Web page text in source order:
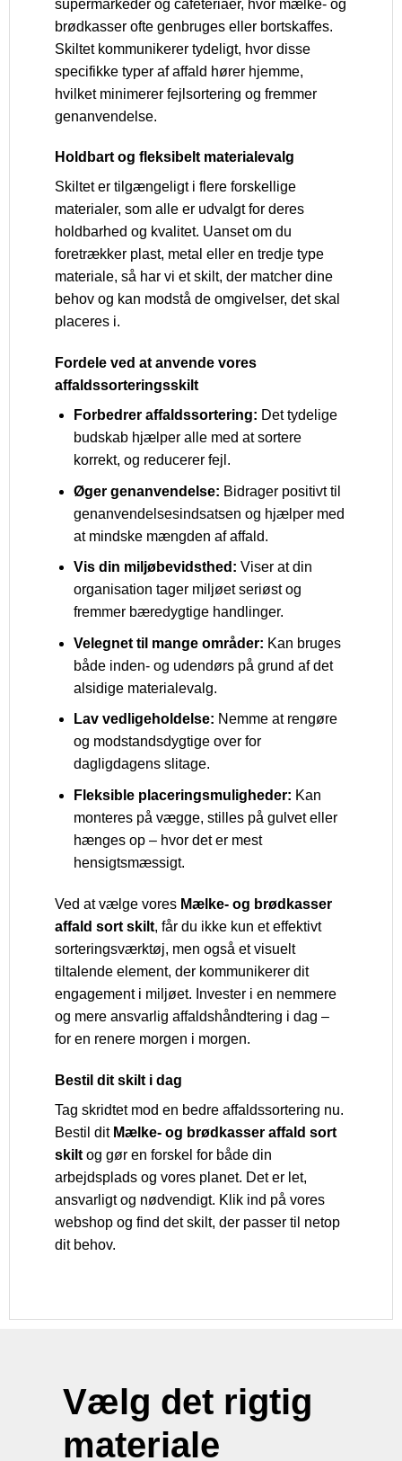
supermarkeder og cafeteriaer, hvor mælke- og
brødkasser ofte genbruges eller bortskaffes.
Skiltet kommunikerer tydeligt, hvor disse
specifikke typer af affald hører hjemme,
hvilket minimerer fejlsortering og fremmer
genanvendelse.
Holdbart og fleksibelt materialevalg
Skiltet er tilgængeligt i flere forskellige
materialer, som alle er udvalgt for deres
holdbarhed og kvalitet. Uanset om du
foretrækker plast, metal eller en tredje type
materiale, så har vi et skilt, der matcher dine
behov og kan modstå de omgivelser, det skal
placeres i.
Fordele ved at anvende vores
affaldssorteringsskilt
Forbedrer affaldssortering: Det tydelige
budskab hjælper alle med at sortere
korrekt, og reducerer fejl.
Øger genanvendelse: Bidrager positivt til
genanvendelsesindsatsen og hjælper med
at mindske mængden af affald.
Vis din miljøbevidsthed: Viser at din
organisation tager miljøet seriøst og
fremmer bæredygtige handlinger.
Velegnet til mange områder: Kan bruges
både inden- og udendørs på grund af det
alsidige materialevalg.
Lav vedligeholdelse: Nemme at rengøre
og modstandsdygtige over for
dagligdagens slitage.
Fleksible placeringsmuligheder: Kan
monteres på vægge, stilles på gulvet eller
hænges op – hvor det er mest
hensigtsmæssigt.
Ved at vælge vores Mælke- og brødkasser
affald sort skilt, får du ikke kun et effektivt
sorteringsværktøj, men også et visuelt
tiltalende element, der kommunikerer dit
engagement i miljøet. Invester i en nemmere
og mere ansvarlig affaldshåndtering i dag –
for en renere morgen i morgen.
Bestil dit skilt i dag
Tag skridtet mod en bedre affaldssortering nu.
Bestil dit Mælke- og brødkasser affald sort
skilt og gør en forskel for både din
arbejdsplads og vores planet. Det er let,
ansvarligt og nødvendigt. Klik ind på vores
webshop og find det skilt, der passer til netop
dit behov.
Vælg det rigtig
materiale